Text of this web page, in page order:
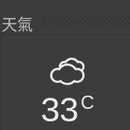
天氣
33C